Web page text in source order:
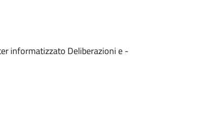
informatizzato Deliberazioni e -